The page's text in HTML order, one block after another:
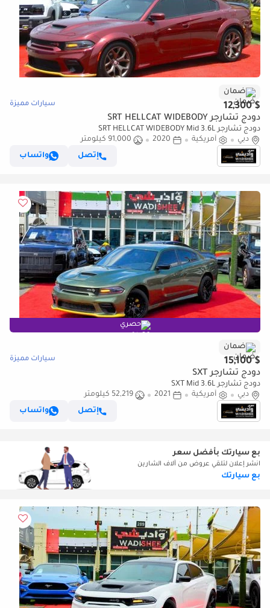
ضمان
$ 12,300 سيارات مميزة
دودج تشارجر SRT HELLCAT WIDEBODY
دودج تشارجر SRT HELLCAT WIDEBODY Mid 3.6L
دبي
أمريكية 2020
91,000 كيلومتر
إتصل
واتساب
حصري
ضمان
$ 15,100 سيارات مميزة
دودج تشارجر SXT
دودج تشارجر SXT Mid 3.6L
دبي
أمريكية 2021
52,219 كيلومتر
إتصل
واتساب
بع سيارتك بأفضل سعر
انشر إعلان لتلقي عروض من آلاف الشارين
بع سيارتك